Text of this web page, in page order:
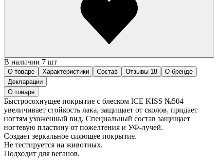
В наличии 7 шт
О товаре Характеристики Состав Отзывы 18
О бренде
Декларации
О товаре
Быстросохнущее покрытие с блеском ICE KISS №504
увеличивает стойкость лака, защищает от сколов, придает
ногтям ухоженный вид. Специальный состав защищает
ногтевую пластину от пожелтения и УФ-лучей.
Создает зеркальное сияющее покрытие.
Не тестируется на животных.
Подходит для веганов.